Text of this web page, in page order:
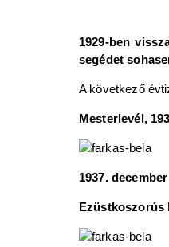
1929-ben
segédet
A következő
Mesterlevél,
1937.
Ezüstkoszorús